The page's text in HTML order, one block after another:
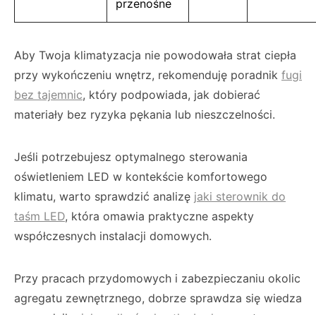
przenośne
Aby Twoja klimatyzacja nie powodowała strat ciepła
przy wykończeniu wnętrz, rekomenduję poradnik fugi
bez tajemnic, który podpowiada, jak dobierać
materiały bez ryzyka pękania lub nieszczelności.
Jeśli potrzebujesz optymalnego sterowania
oświetleniem LED w kontekście komfortowego
klimatu, warto sprawdzić analizę jaki sterownik do
taśm LED, która omawia praktyczne aspekty
współczesnych instalacji domowych.
Przy pracach przydomowych i zabezpieczaniu okolic
agregatu zewnętrznego, dobrze sprawdza się wiedza